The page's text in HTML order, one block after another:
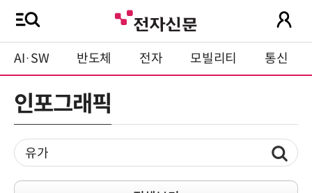
AI·SW 반도체 전자 모빌리티 통신
인포그래픽